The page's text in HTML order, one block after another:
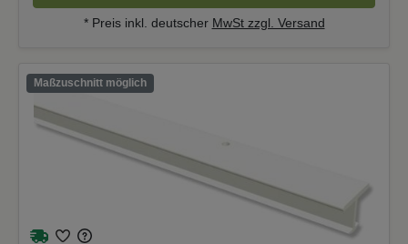
* Preis inkl. deutscher MwSt zzgl. Versand
Maßzuschnitt möglich